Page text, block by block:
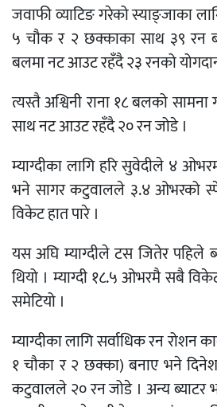
जवाफी व्याटिङ गरेको स्याङ्जाका
५ चौक र २ छक्काका साथ ३९ रन
बलमा नट आउट रहँदै २३ रनको
त्यस्तै अश्विनी राना १८ बलको
साथ नट आउट रहँदै २० रन जोडे ।
म्याग्दीका लागि हरि सुवेदीले ४
भने सागर कटुवालले ३.४ ओभरको
विकेट हात पारे ।
यस अघि म्याग्दीले टस जितेर पहिले
थियो । म्याग्दी १८.५ ओभरमै सबै
समेटियो ।
म्याग्दीका लागि सर्वाधिक रन रोशन
१ चौका र २ छक्का) बनाए भने दिनेश
कटुवालले २० रन जोडे । अन्य